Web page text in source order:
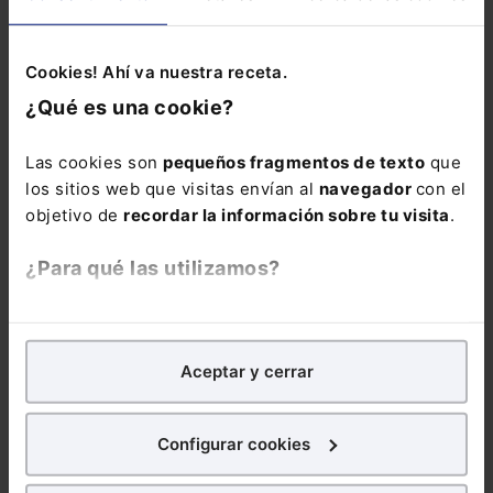
Cookies! Ahí va nuestra receta.
¿Qué es una cookie?
Las cookies son pequeños fragmentos de texto que
los sitios web que visitas envían al navegador con el
objetivo de recordar la información sobre tu visita.
¿Para qué las utilizamos?
analíticospara tratar demejorar tu experienciaen
nuestra página web. También con fines publicitarios,
para poder mostrarte publicidad y contenidos de tu
¿Qué puedes hacer?
Aceptar y cerrar
Configurar cookies
COMENTARIOS
ALERTAS